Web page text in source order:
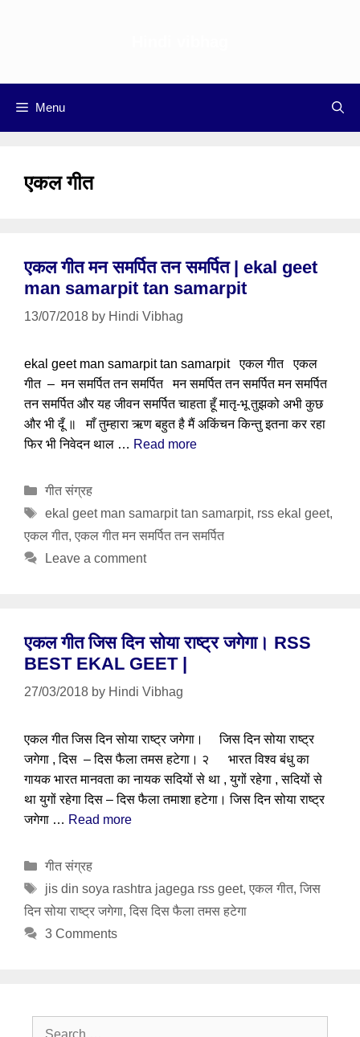
Menu
एकल गीत
एकल गीत मन समर्पित तन समर्पित | ekal geet
man samarpit tan samarpit
13/07/2018 by Hindi Vibhag
ekal geet man samarpit tan samarpit एकल गीत एकल
गीत – मन समर्पित तन समर्पित मन समर्पित तन समर्पित मन समर्पित
तन समर्पित और यह जीवन समर्पित चाहता हूँ मातृ-भू तुझको अभी कुछ
और भी दूँ ॥ माँ तुम्हारा ऋण बहुत है मैं अकिंचन किन्तु इतना कर रहा
फिर भी निवेदन थाल … Read more
Categories
गीत संग्रह
Tags
ekal geet man samarpit tan samarpit, rss ekal geet,
एकल गीत, एकल गीत मन समर्पित तन समर्पित
Leave a comment
एकल गीत जिस दिन सोया राष्ट्र जगेगा। RSS
BEST EKAL GEET |
27/03/2018 by Hindi Vibhag
एकल गीत जिस दिन सोया राष्ट्र जगेगा। जिस दिन सोया राष्ट्र
जगेगा , दिस – दिस फैला तमस हटेगा। २ भारत विश्व बंधु का
गायक भारत मानवता का नायक सदियों से था , युगों रहेगा , सदियों से
था युगों रहेगा दिस – दिस फैला तमाशा हटेगा। जिस दिन सोया राष्ट्र
जगेगा … Read more
Categories
गीत संग्रह
Tags
jis din soya rashtra jagega rss geet, एकल गीत, जिस
दिन सोया राष्ट्र जगेगा, दिस दिस फैला तमस हटेगा
3 Comments
Search